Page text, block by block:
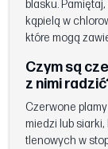
blasku.
kąpielą w
które mogą
Czym są
z nimi
Czerwone
miedzi lub
tlenowych w